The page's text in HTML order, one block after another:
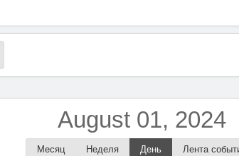
August 01, 2024
Месяц Неделя День Лента